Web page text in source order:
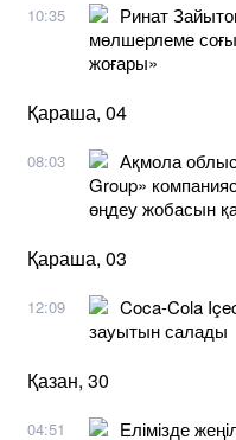
10:35
Ринат
мөлшерлеме
жоғары»
Қараша, 04
08:03
Ақмола
Group»
өңдеу жобасын
Қараша, 03
12:09
Coca-Cola
зауытын салады
Қазан, 30
04:51
Елімізде